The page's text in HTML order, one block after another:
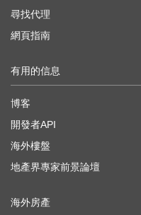
尋找代理
網頁指南
有用的信息
博客
開發者API
海外樓盤
地產界專家前景論壇
海外房產